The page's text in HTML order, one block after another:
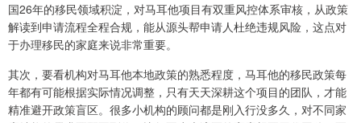
国26年的移民领域积淀，对马耳他项目有双重风控体系审核，从政策
解读到申请流程全程合规，能从源头帮申请人杜绝违规风险，这点对
于办理移民的家庭来说非常重要。
其次，要看机构对马耳他本地政策的熟悉程度，马耳他的移民政策每
年都有可能根据实际情况调整，只有天天深耕这个项目的团队，才能
精准避开政策盲区。很多小机构的顾问都是刚入行没多久，对不同家